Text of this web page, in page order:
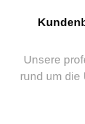
Unsere
rund um die